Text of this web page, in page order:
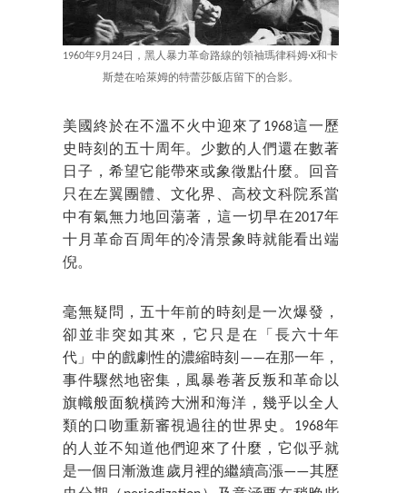
1960年9月24日，黑人暴力革命路線的領袖瑪律科姆·X和卡
斯楚在哈萊姆的特蕾莎飯店留下的合影。
美國終於在不溫不火中迎來了1968這一歷
史時刻的五十周年。少數的人們還在數著
日子，希望它能帶來或象徵點什麼。回音
只在左翼團體、文化界、高校文科院系當
中有氣無力地回蕩著，這一切早在2017年
十月革命百周年的冷清景象時就能看出端
倪。
毫無疑問，五十年前的時刻是一次爆發，
卻並非突如其來，它只是在「長六十年
代」中的戲劇性的濃縮時刻——在那一年，
事件驟然地密集，風暴卷著反叛和革命以
旗幟般面貌橫跨大洲和海洋，幾乎以全人
類的口吻重新審視過往的世界史。1968年
的人並不知道他們迎來了什麼，它似乎就
是一個日漸激進歲月裡的繼續高漲——其歷